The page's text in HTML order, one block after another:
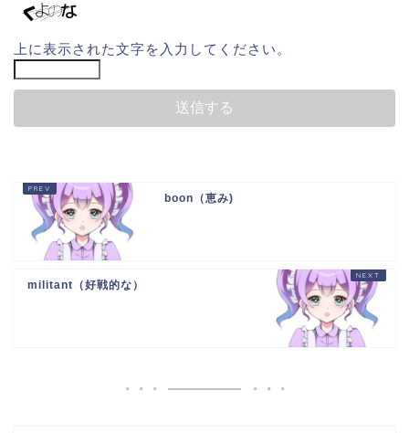
上に表示された文字を入力してください。
boon（恵み)
militant（好戦的な）